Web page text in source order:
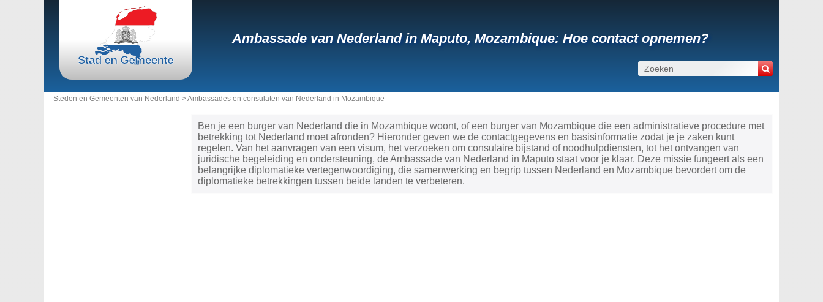
Ambassade van Nederland in Maputo, Mozambique: Hoe contact opnemen?
Steden en Gemeenten van Nederland >Ambassades en consulaten van Nederland in Mozambique
Ben je een burger van Nederland die in Mozambique woont, of een burger van Mozambique die een administratieve procedure met
betrekking tot Nederland moet afronden? Hieronder geven we de contactgegevens en basisinformatie zodat je je zaken kunt
regelen. Van het aanvragen van een visum, het verzoeken om consulaire bijstand of noodhulpdiensten, tot het ontvangen van
juridische begeleiding en ondersteuning, de Ambassade van Nederland in Maputo staat voor je klaar. Deze missie fungeert als een
belangrijke diplomatieke vertegenwoordiging, die samenwerking en begrip tussen Nederland en Mozambique bevordert om de
diplomatieke betrekkingen tussen beide landen te verbeteren.